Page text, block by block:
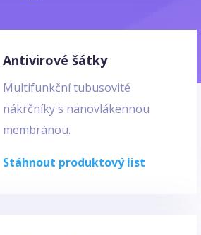
Antivirové šátky
Multifunkční tubusovité
nákrčníky s nanovlákennou
membránou.
Stáhnout produktový list